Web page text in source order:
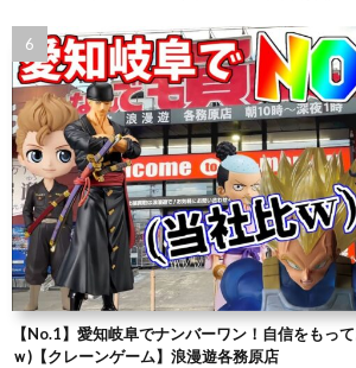
【No.1】愛知岐阜でナンバーワン！自信をもっ
ｗ)【クレーンゲーム】浪漫遊各務原店